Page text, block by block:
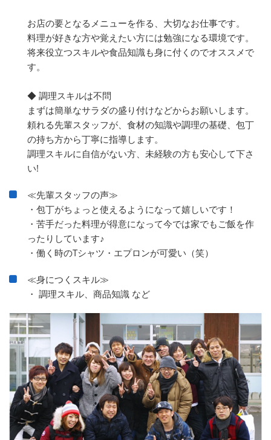
お店の要となるメニューを作る、大切なお仕事です。
料理が好きな方や覚えたい方には勉強になる環境です。
将来役立つスキルや食品知識も身に付くのでオススメで
す。
◆ 調理スキルは不問
まずは簡単なサラダの盛り付けなどからお願いします。
頼れる先輩スタッフが、食材の知識や調理の基礎、包丁
の持ち方から丁寧に指導します。
調理スキルに自信がない方、未経験の方も安心して下さ
い!
≪先輩スタッフの声≫
・包丁がちょっと使えるようになって嬉しいです！
・苦手だった料理が得意になって今では家でもご飯を作
ったりしています♪
・働く時のTシャツ・エプロンが可愛い（笑）
≪身につくスキル≫
・ 調理スキル、商品知識 など